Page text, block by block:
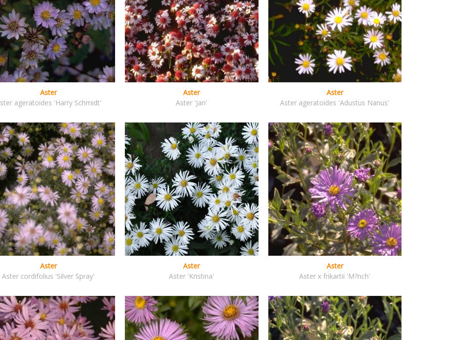
Aster
ageratoides 'Harry Schmidt'
Aster
Aster 'Jan'
Aster
Aster ageratoides 'Adustus Nanus'
Aster
Aster cordifolius 'Silver Spray'
Aster
Aster 'Kristina'
Aster
Aster x frikartii 'M?nch'